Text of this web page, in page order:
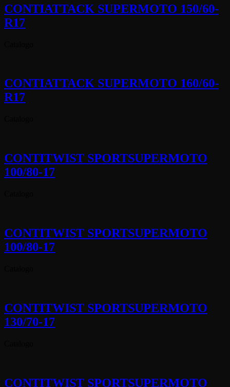
CONTIATTACK SUPERMOTO 150/60-
R17
CONTIATTACK SUPERMOTO 160/60-
R17
CONTITWIST SPORTSUPERMOTO
100/80-17
CONTITWIST SPORTSUPERMOTO
100/80-17
CONTITWIST SPORTSUPERMOTO
130/70-17
CONTITWIST SPORTSUPERMOTO